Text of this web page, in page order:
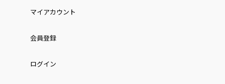
マイアカウント
会員登録
ログイン